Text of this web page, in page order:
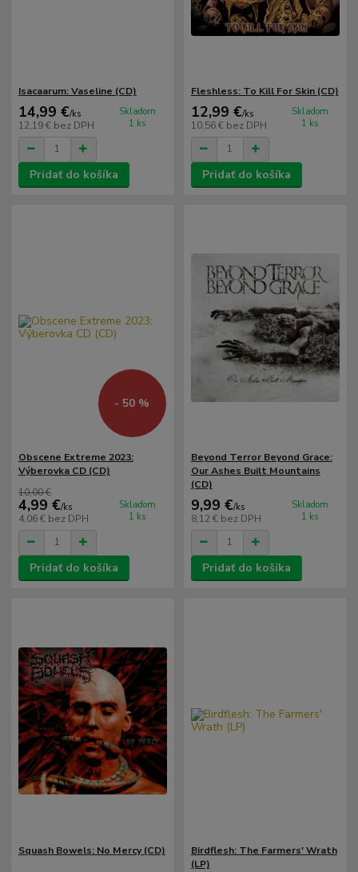
Isacaarum: Vaseline (CD)
14,99 €/ks
12,19 € bez DPH
Skladom
1 ks
Pridať do košíka
Fleshless: To Kill For Skin (CD)
12,99 €/ks
10,56 € bez DPH
Skladom
1 ks
Pridať do košíka
- 50 %
Obscene Extreme 2023:
Výberovka CD (CD)
10,00 €
4,99 €/ks
4,06 € bez DPH
Skladom
1 ks
Pridať do košíka
Beyond Terror Beyond Grace:
Our Ashes Built Mountains
(CD)
9,99 €/ks
8,12 € bez DPH
Skladom
1 ks
Pridať do košíka
Squash Bowels: No Mercy (CD)
Birdflesh: The Farmers' Wrath
(LP)